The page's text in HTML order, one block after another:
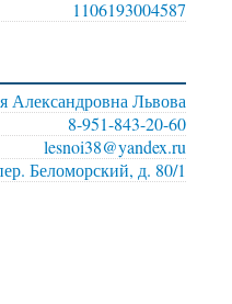
1106193004587
Александровна Львова
8-951-843-20-60
lesnoi38@yandex.ru
Беломорский, д. 80/1